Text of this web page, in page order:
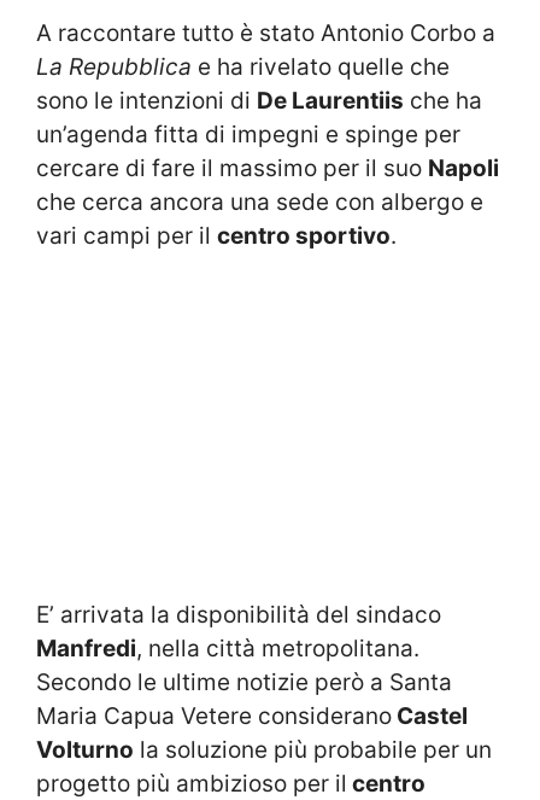
A raccontare tutto è stato Antonio Corbo a
La Repubblica e ha rivelato quelle che
sono le intenzioni di De Laurentiis che ha
un’agenda fitta di impegni e spinge per
cercare di fare il massimo per il suo Napoli
che cerca ancora una sede con albergo e
vari campi per il centro sportivo.
E’ arrivata la disponibilità del sindaco
Manfredi, nella città metropolitana.
Secondo le ultime notizie però a Santa
Maria Capua Vetere considerano Castel
Volturno la soluzione più probabile per un
progetto più ambizioso per il centro